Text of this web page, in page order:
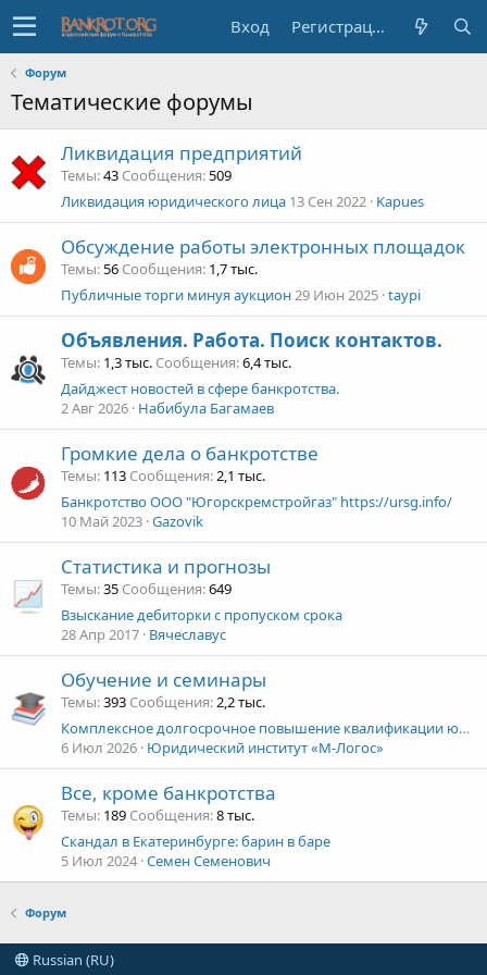
Вход Регистрация
Форум
Тематические форумы
Ликвидация предприятий
Темы 43 Сообщения 509
Ликвидация юридического лица 13 Сен 2022 Kapues
Обсуждение работы электронных площадок
Темы 56 Сообщения 1,7 тыс.
Публичные торги минуя аукцион29 Июн 2025 taypi
Объявления. Работа. Поиск контактов.
Темы 1,3 тыс. Сообщения 6,4 тыс.
Дайджест новостей в сфере банкротства.
2 Авг 2026 Набибула Багамаев
Громкие дела о банкротстве
Темы 113 Сообщения 2,1 тыс.
Банкротство ООО "Югорскремстройгаз" https://ursg.info/
10 Май 2023 Gazovik
Статистика и прогнозы
Темы 35 Сообщения 649
Взыскание дебиторки с пропуском срока
28 Апр 2017 Вячеславус
Обучение и семинары
Темы 393 Сообщения 2,2 тыс.
Комплексное долгосрочное повышение квалификации юристов. Онлайн-курс. Начало занятий 1 октября 2026 г.
6 Июл 2026 Юридический институт «М-Логос»
Все, кроме банкротства
Темы 189 Сообщения 8 тыс.
Скандал в Екатеринбурге: барин в баре
5 Июл 2024 Семен Семенович
Форум
Russian (RU)